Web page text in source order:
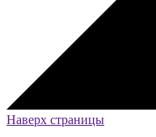
Наверх страницы